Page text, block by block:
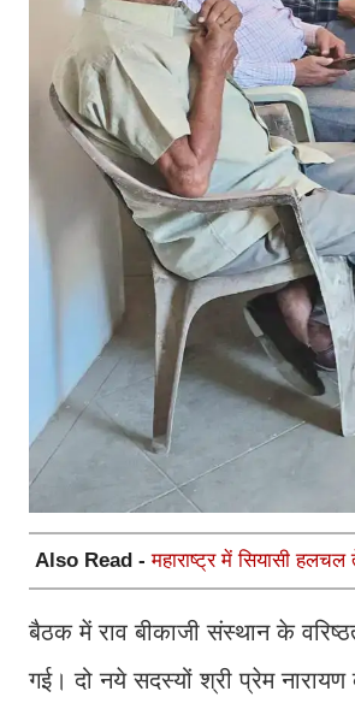
Also Read -महाराष्ट्र में सियासी
बैठक में राव बीकाजी संस्थान के
गई। दो नये सदस्यों श्री प्रेम नारायण